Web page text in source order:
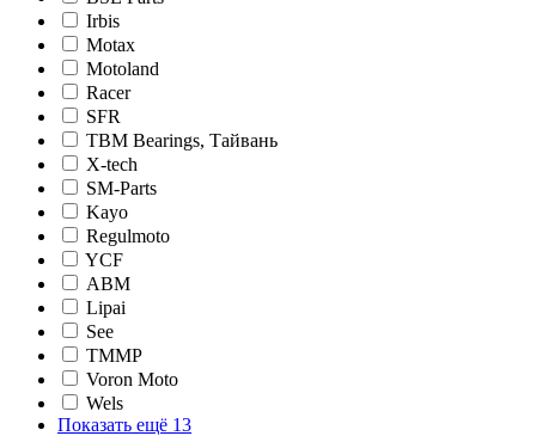
Irbis
Motax
Motoland
Racer
SFR
TBM Bearings, Тайвань
X-tech
SM-Parts
Kayo
Regulmoto
YCF
АВМ
Lipai
See
TMMP
Voron Moto
Wels
Показать ещё 13